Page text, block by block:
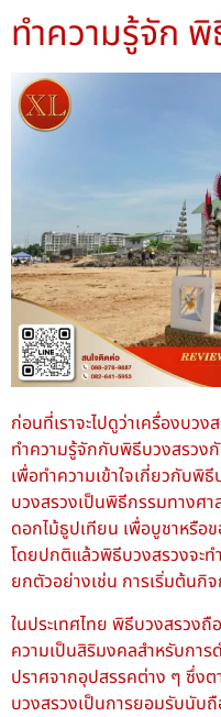
ทำความรู้จัก
ก่อนที่เราจะไปดูว่าเครื่องบวง
ทำความรู้จักกับพิธีบวงสรวงกั
เพื่อทำความเข้าใจเกี่ยวกับพิ
บวงสรวงเป็นพิธีกรรมทางศา
ดอกไม้ธูปเทียน เพื่อบูชาหรือ
โดยปกติแล้วพิธีบวงสรวงจะท
ยกตัวอย่างเช่น การเริ่มต้นกิ
ในประเทศไทย พิธีบวงสรวง
ความเป็นสิริมงคลสำหรับการ
ปราศจากอุปสรรคต่าง ๆ ซึ่งต
บวงสรวงเป็นการยอมรับนับ